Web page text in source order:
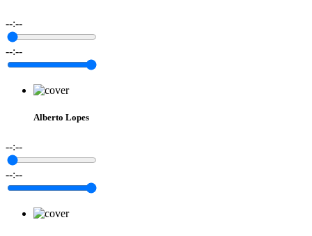
--:--
--:--
Alberto Lopes
--:--
--:--